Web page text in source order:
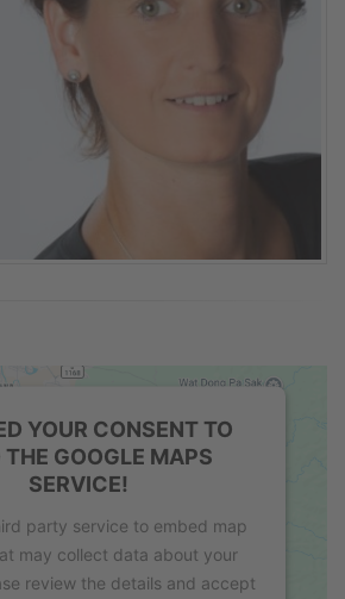
YOUR CONSENT TO
THE GOOGLE MAPS
SERVICE!
party service to embed map
may collect data about your
review the details and accept